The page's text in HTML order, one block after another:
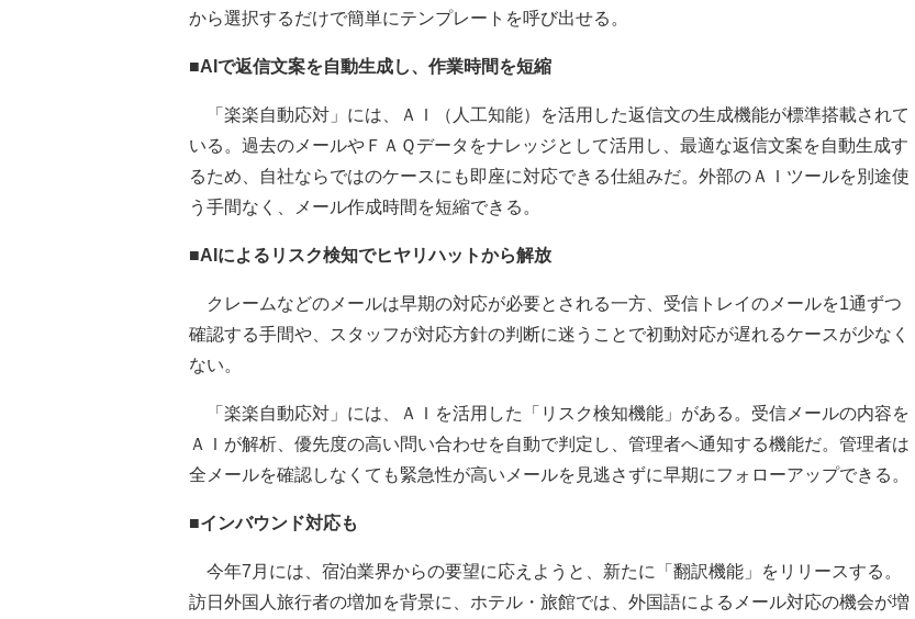
から選択するだけで簡単にテンプレートを呼び出せる。
■AIで返信文案を自動生成し、作業時間を短縮
「楽楽自動応対」には、ＡＩ（人工知能）を活用した返信文の生成機能が標準搭載されて
いる。過去のメールやＦＡＱデータをナレッジとして活用し、最適な返信文案を自動生成す
るため、自社ならではのケースにも即座に対応できる仕組みだ。外部のＡＩツールを別途使
う手間なく、メール作成時間を短縮できる。
■AIによるリスク検知でヒヤリハットから解放
クレームなどのメールは早期の対応が必要とされる一方、受信トレイのメールを1通ずつ
確認する手間や、スタッフが対応方針の判断に迷うことで初動対応が遅れるケースが少なく
ない。
「楽楽自動応対」には、ＡＩを活用した「リスク検知機能」がある。受信メールの内容を
ＡＩが解析、優先度の高い問い合わせを自動で判定し、管理者へ通知する機能だ。管理者は
全メールを確認しなくても緊急性が高いメールを見逃さずに早期にフォローアップできる。
■インバウンド対応も
今年7月には、宿泊業界からの要望に応えようと、新たに「翻訳機能」をリリースする。
訪日外国人旅行者の増加を背景に、ホテル・旅館では、外国語によるメール対応の機会が増